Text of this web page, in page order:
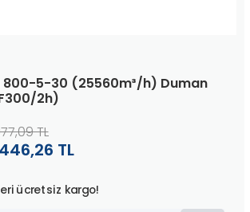
800-5-30 (25560m³/h) Duman
2h)
TL
TL
ücretsiz kargo!